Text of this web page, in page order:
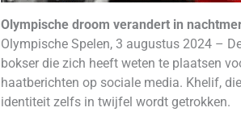
Olympische droom verandert in
Olympische Spelen, 3 augustus 2024 –
bokser die zich heeft weten te plaatsen
haatberichten op sociale media. Khelif,
identiteit zelfs in twijfel wordt getrokken.